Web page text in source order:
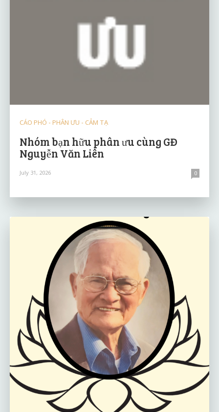
CÁO PHÓ - PHÂN ƯU - CẢM TẠ
Nhóm bạn hữu phân ưu cùng GĐ
Nguyễn Văn Liên
July 31, 2026 0